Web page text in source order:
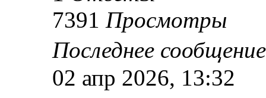
7391 Просмотры
Последнее
02 апр 2026, 13:32